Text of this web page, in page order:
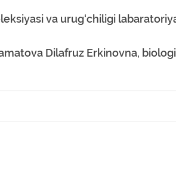
va urug‘chiligi
Dilafruz Erkinovna,